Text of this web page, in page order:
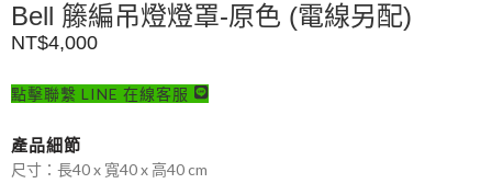
Bell 籐編吊燈燈罩-原色 (電線另配)
NT$4,000
點擊聯繫 LINE 在線客服
產品細節
尺寸：長40 x 寬40 x 高40 cm